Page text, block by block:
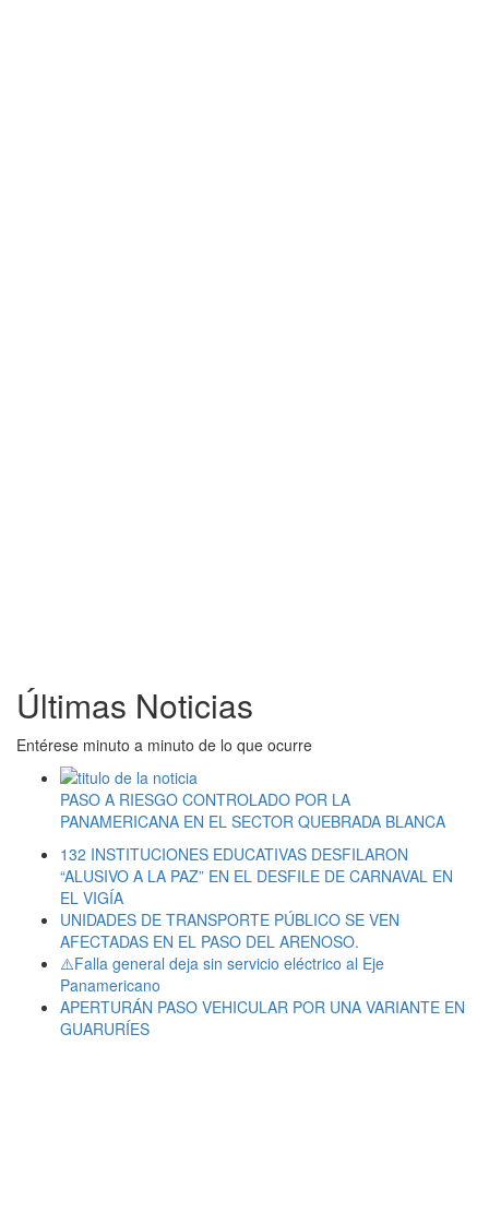
Últimas Noticias
Entérese minuto a minuto de lo que ocurre
PASO A RIESGO CONTROLADO POR LA
PANAMERICANA EN EL SECTOR QUEBRADA BLANCA
132 INSTITUCIONES EDUCATIVAS DESFILARON
“ALUSIVO A LA PAZ” EN EL DESFILE DE CARNAVAL EN
EL VIGÍA
UNIDADES DE TRANSPORTE PÚBLICO SE VEN
AFECTADAS EN EL PASO DEL ARENOSO.
⚠️Falla general deja sin servicio eléctrico al Eje
Panamericano
APERTURÁN PASO VEHICULAR POR UNA VARIANTE EN
GUARURÍES